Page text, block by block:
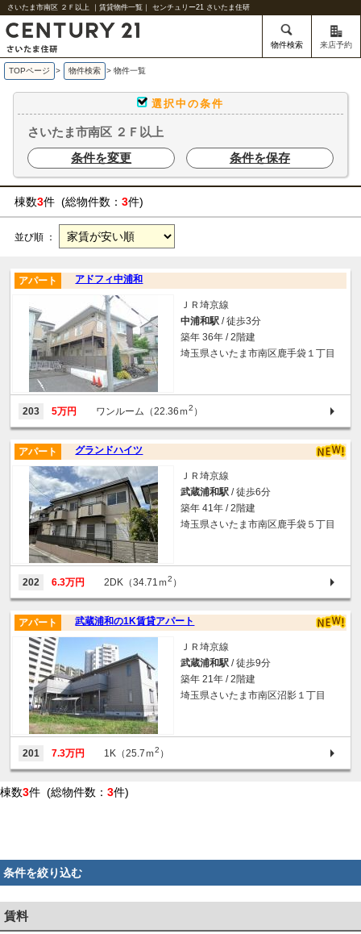
さいたま市南区 ２Ｆ以上 ｜賃貸物件一覧｜ センチュリー21 さいたま住研
物件検索 来店予約
TOPページ > 物件検索 > 物件一覧
選択中の条件
さいたま市南区 ２Ｆ以上
条件を変更
条件を保存
棟数3件 (総物件数： 3件)
並び順 ：
アドフィ中浦和
アパート
ＪＲ埼京線
中浦和駅 / 徒歩3分
築年 36年 / 2階建
埼玉県さいたま市南区鹿手袋１丁目
203 5万円 ワンルーム（22.36ｍ2 ）
グランドハイツ
アパート
ＪＲ埼京線
武蔵浦和駅 / 徒歩6分
築年 41年 / 2階建
埼玉県さいたま市南区鹿手袋５丁目
202 6.3万円 2DK（34.71ｍ2 ）
武蔵浦和の1K賃貸アパート
アパート
ＪＲ埼京線
武蔵浦和駅 / 徒歩9分
築年 21年 / 2階建
埼玉県さいたま市南区沼影１丁目
201 7.3万円 1K（25.7ｍ2 ）
棟数3件 (総物件数： 3件)
条件を絞り込む
賃料